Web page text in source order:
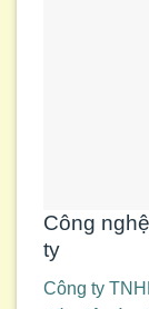
Công
ty
Công ty